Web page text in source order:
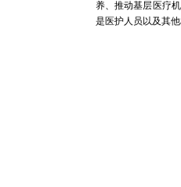
养、推动基层医疗
是医护人员以及其